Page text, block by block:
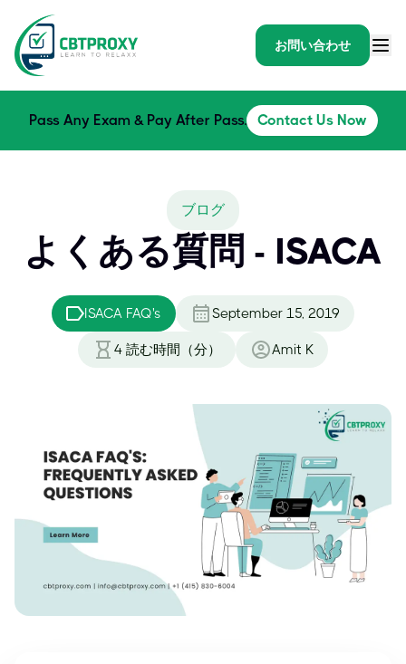
お問い合わせ
Pass Any Exam & Pay After Pass. Contact Us Now
ブログ
よくある質問 - ISACA
ISACA FAQ's September 15, 2019
4 読む時間（分） Amit K